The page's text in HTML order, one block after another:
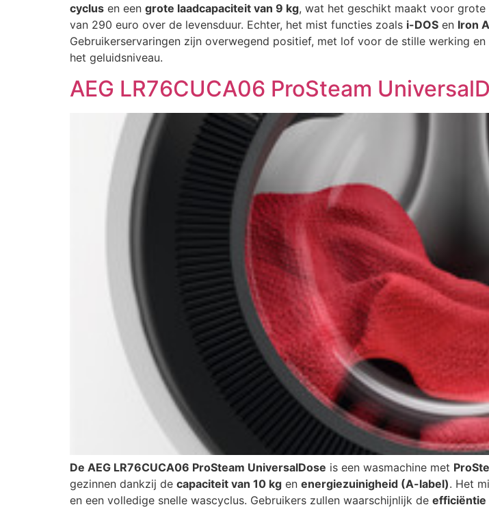
cyclus en een grote laadcapaciteit van 9 kg, wat het geschikt maakt voor grote
van 290 euro over de levensduur. Echter, het mist functies zoals i-DOS en Iron
Gebruikerservaringen zijn overwegend positief, met lof voor de stille werking
het geluidsniveau.
AEG LR76CUCA06 ProSteam
De AEG LR76CUCA06 ProSteam UniversalDose is een wasmachine met
gezinnen dankzij de capaciteit van 10 kg en energiezuinigheid (A-label). Het
en een volledige snelle wascyclus. Gebruikers zullen waarschijnlijk de efficiëntie